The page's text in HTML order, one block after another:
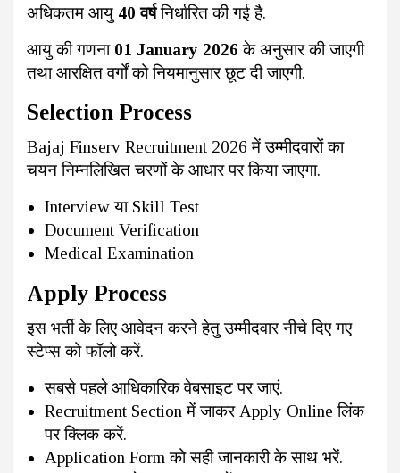
अधिकतम आयु 40 वर्षनिर्धारित की गई है.
आयु की गणना 01 January 2026 के अनुसार की जाएगी
तथा आरक्षित वर्गों को नियमानुसार छूट दी जाएगी.
Selection Process
Bajaj Finserv Recruitment 2026 में उम्मीदवारों का
चयन निम्नलिखित चरणों के आधार पर किया जाएगा.
Interview या Skill Test
Document Verification
Medical Examination
Apply Process
इस भर्ती के लिए आवेदन करने हेतु उम्मीदवार नीचे दिए गए
स्टेप्स को फॉलो करें.
सबसे पहले आधिकारिक वेबसाइट पर जाएं.
Recruitment Section में जाकर Apply Online लिंक
पर क्लिक करें.
Application Form को सही जानकारी के साथ भरें.